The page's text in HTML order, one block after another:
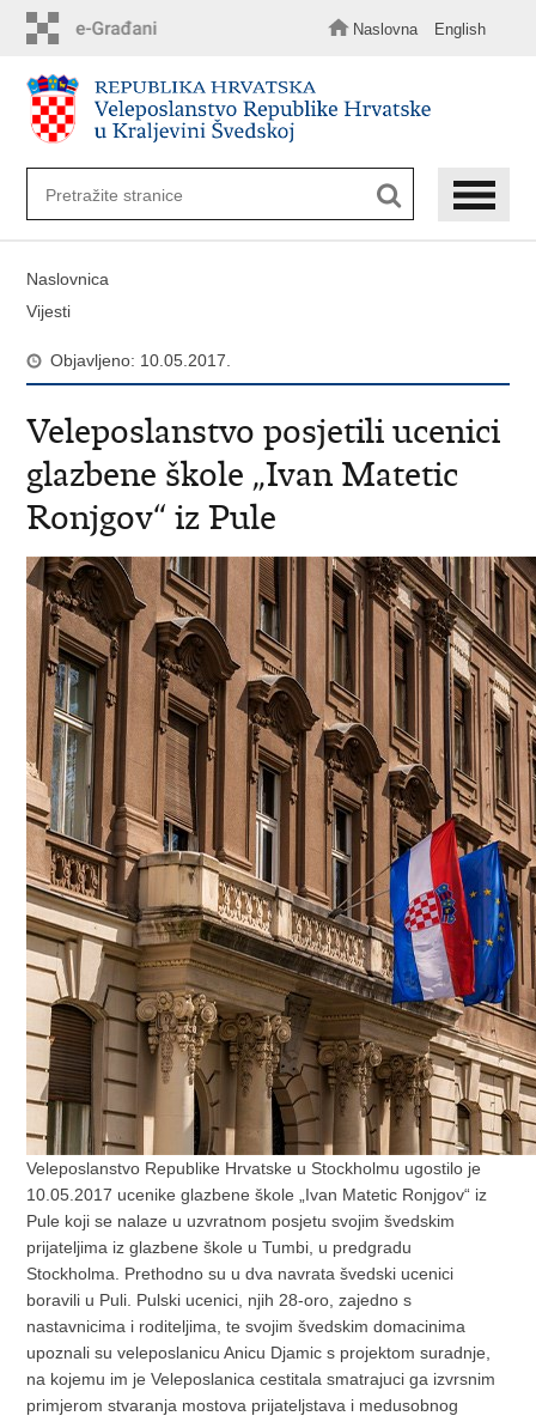
sadržaj
Naslovna English
Naslovnica
Vijesti
Objavljeno: 10.05.2017.
Veleposlanstvo posjetili ucenici
glazbene škole „Ivan Matetic
Ronjgov“ iz Pule
Veleposlanstvo Republike Hrvatske u Stockholmu ugostilo je
10.05.2017 ucenike glazbene škole „Ivan Matetic Ronjgov“ iz
Pule koji se nalaze u uzvratnom posjetu svojim švedskim
prijateljima iz glazbene škole u Tumbi, u predgradu
Stockholma. Prethodno su u dva navrata švedski ucenici
boravili u Puli. Pulski ucenici, njih 28-oro, zajedno s
nastavnicima i roditeljima, te svojim švedskim domacinima
upoznali su veleposlanicu Anicu Djamic s projektom suradnje,
na kojemu im je Veleposlanica cestitala smatrajuci ga izvrsnim
primjerom stvaranja mostova prijateljstava i medusobnog